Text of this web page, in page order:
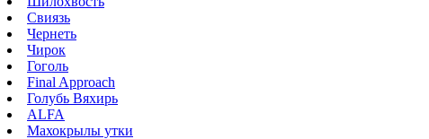
Свиязь
Чернеть
Чирок
Гоголь
Final Approach
Голубь Вяхирь
ALFA
Махокрылы утки